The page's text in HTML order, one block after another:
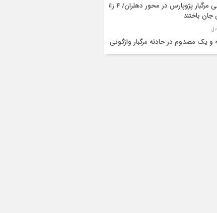
واژگونی مرگبار پژوپارس در محور دهلران/ ۴ زائر
جان باختند
و یک مصدوم در حادثه مرگبار واژگونی
پژو پارس در دهلران